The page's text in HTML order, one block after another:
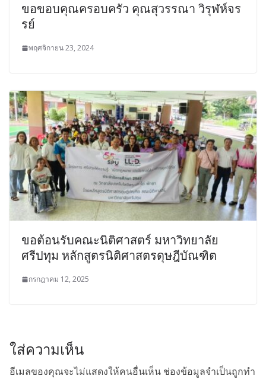
ขอขอบคุณครอบครัว คุณสุวรรณา วิรุฬห์จร
รย์
พฤศจิกายน 23, 2024
ขอต้อนรับคณะนิติศาสตร์ มหาวิทยาลัย
ศรีปทุม หลักสูตรนิติศาสตรดุษฎีบัณฑิต
กรกฎาคม 12, 2025
ใส่ความเห็น
อีเมลของคุณจะไม่แสดงให้คนอื่นเห็น ช่องข้อมูลจำเป็นถูกทำ